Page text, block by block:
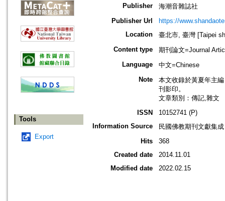
Tools
Export
Publisher
海潮音雜誌社
Publisher Url
https://
Location
臺北市, 臺灣 [Taipei
Content type
期刊論文=Journal
Language
中文=Chinese
Note
本文收錄於黃夏年主
刊影印。
文章類別：傳記,雜文
ISSN
10152741 (P)
Information Source
民國佛教期刊文獻集
Hits
368
Created date
2014.11.01
Modified date
2022.02.15